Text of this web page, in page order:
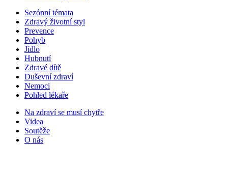
Sezónní témata
Zdravý životní styl
Prevence
Pohyb
Jídlo
Hubnutí
Zdravé dítě
Duševní zdraví
Nemoci
Pohled lékaře
Na zdraví se musí chytře
Videa
Soutěže
O nás